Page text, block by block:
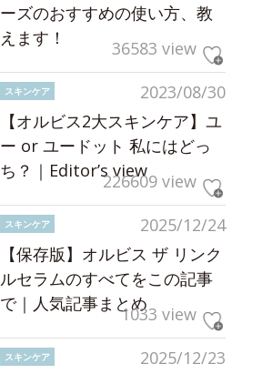
ーズのおすすめの使い方、教
えます！
36583 view
2023/08/30
スキンケア
【オルビス2大スキンケア】ユ
ー or ユードット 私にはどっ
ち？｜Editor’s view226609 view
2025/12/24
スキンケア
【保存版】オルビス ザ リンク
ルセラムのすべてをこの記事
で｜人気記事まとめ1033 view
2025/12/23
スキンケア